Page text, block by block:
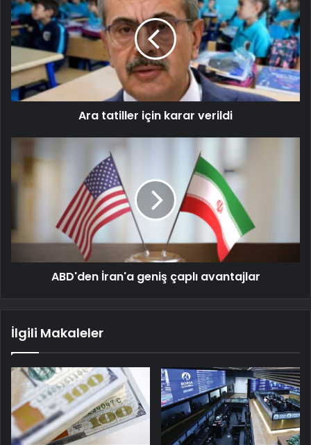
Ara tatiller için karar verildi
ABD'den İran'a geniş çaplı avantajlar
İlgili Makaleler